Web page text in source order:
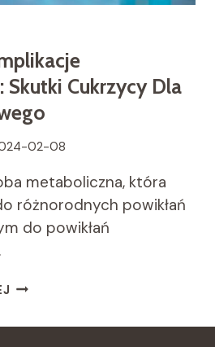
Skutki Cukrzycy Dla
02-08
metaboliczna, która
różnorodnych powikłań
do powikłań
CUKRZYCA